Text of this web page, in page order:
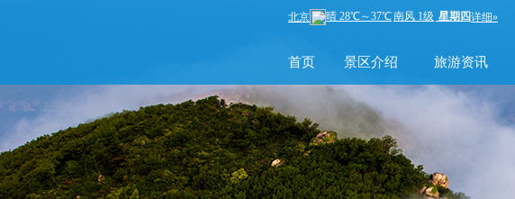
首页 景区介绍 旅游资讯